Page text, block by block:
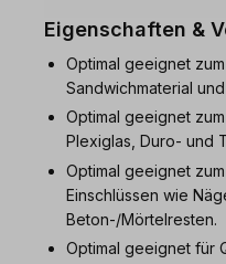
Eigenschaften &
Optimal geeignet
Sandwichmaterial
Optimal geeignet
Plexiglas, Duro- und
Optimal geeignet
Einschlüssen wie
Beton-/Mörtelresten.
Optimal geeignet für